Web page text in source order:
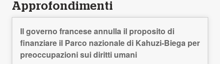
Approfondimenti
Il governo francese annulla il proposito di
finanziare il Parco nazionale di Kahuzi-Biega per
preoccupazioni sui diritti umani